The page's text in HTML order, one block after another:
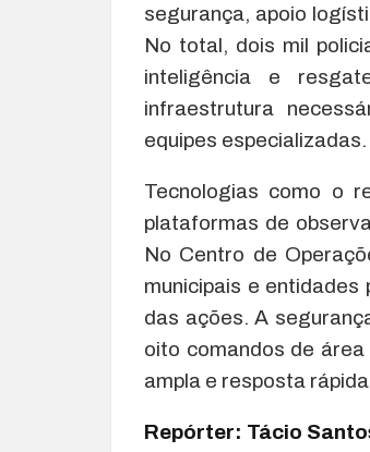
segurança, apoio
No total, dois mil
inteligência e
infraestrutura
equipes especializadas.
Tecnologias como o
plataformas de
No Centro de
municipais e
das ações. A
oito comandos de
ampla e resposta
Repórter: Tácio